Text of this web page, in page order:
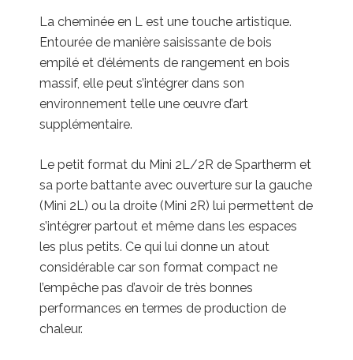
La cheminée en L est une touche artistique.
Entourée de manière saisissante de bois
empilé et d’éléments de rangement en bois
massif, elle peut s’intégrer dans son
environnement telle une œuvre d’art
supplémentaire.
Le petit format du Mini 2L/2R de Spartherm et
sa porte battante avec ouverture sur la gauche
(Mini 2L) ou la droite (Mini 2R) lui permettent de
s’intégrer partout et même dans les espaces
les plus petits. Ce qui lui donne un atout
considérable car son format compact ne
l’empêche pas d’avoir de très bonnes
performances en termes de production de
chaleur.